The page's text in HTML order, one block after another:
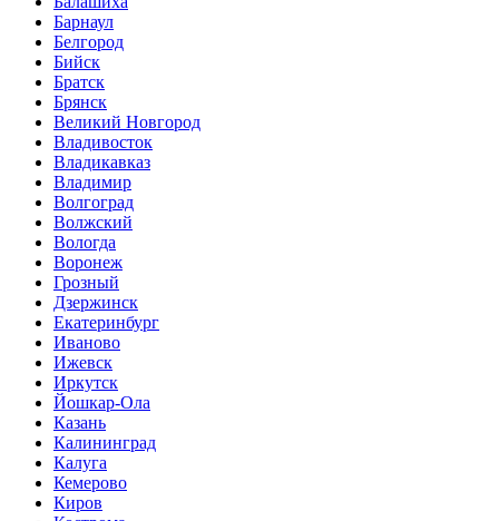
Барнаул
Белгород
Бийск
Братск
Брянск
Великий Новгород
Владивосток
Владикавказ
Владимир
Волгоград
Волжский
Вологда
Воронеж
Грозный
Дзержинск
Екатеринбург
Иваново
Ижевск
Иркутск
Йошкар-Ола
Казань
Калининград
Калуга
Кемерово
Киров